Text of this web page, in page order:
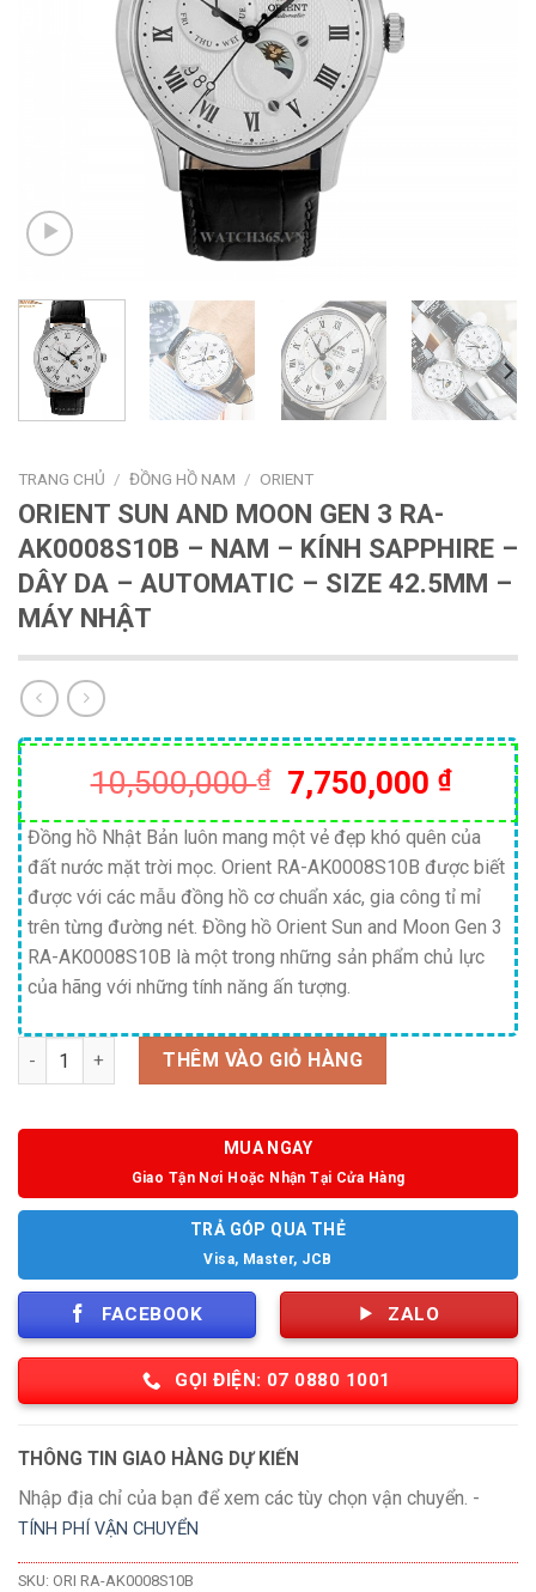
TRANG CHỦ / ĐỒNG HỒ NAM / ORIENT
ORIENT SUN AND MOON GEN 3 RA-
AK0008S10B – NAM – KÍNH SAPPHIRE –
DÂY DA – AUTOMATIC – SIZE 42.5MM –
MÁY NHẬT
10,500,000₫
Giá
gốc
là:
10,500,000 ₫.
7,750,000₫Giá
hiện
tại
là:
Đồng hồ Nhật Bản luôn mang một vẻ đẹp khó quên của
đất nước mặt trời mọc. Orient RA-AK0008S10B được biết
được với các mẫu đồng hồ cơ chuẩn xác, gia công tỉ mỉ
trên từng đường nét. Đồng hồ Orient Sun and Moon Gen 3
RA-AK0008S10B là một trong những sản phẩm chủ lực
của hãng với những tính năng ấn tượng.
Số lượng THÊM VÀO GIỎ HÀNG
MUA NGAY
Giao Tận Nơi Hoặc Nhận Tại Cửa Hàng
TRẢ GÓP QUA THẺ
Visa, Master, JCB
FACEBOOK ZALO
GỌI ĐIỆN: 07 0880 1001
THÔNG TIN GIAO HÀNG DỰ KIẾN
Nhập địa chỉ của bạn để xem các tùy chọn vận chuyển. -
TÍNH PHÍ VẬN CHUYỂN
SKU: ORI RA-AK0008S10B